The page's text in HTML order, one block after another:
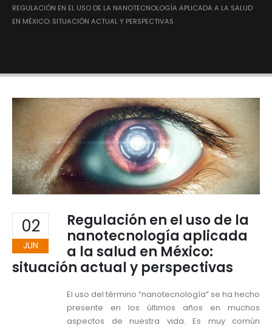
REGULACIÓN EN EL USO DE LA NANOTECNOLOGÍA APLICADA A LA SALUD
EN MÉXICO: SITUACIÓN ACTUAL Y PERSPECTIVAS
02
JUN
Regulación en el uso de la
nanotecnología aplicada
a la salud en México:
situación actual y perspectivas
El uso del término “nanotecnología” se ha hecho
presente en los últimos años en muchos
aspectos de nuestra vida. Es muy común